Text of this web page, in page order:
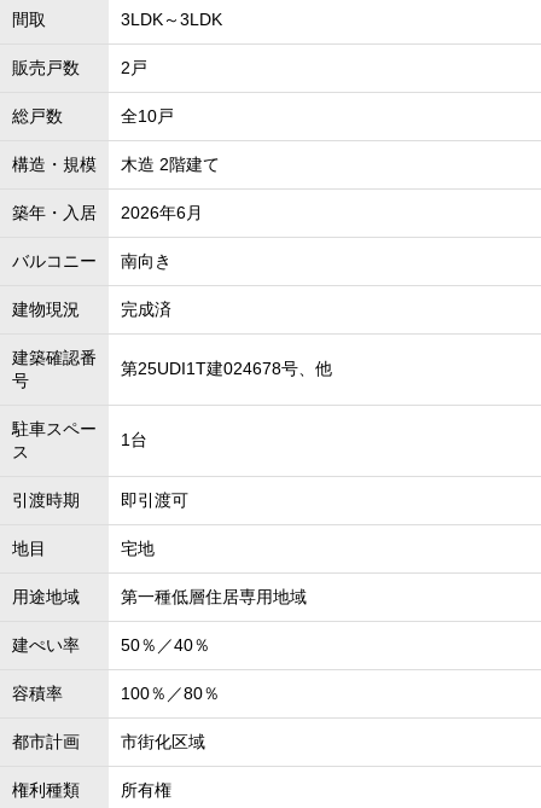
間取 3LDK～3LDK
販売戸数 2戸
総戸数 全10戸
構造・規模 木造 2階建て
築年・入居 2026年6月
バルコニー 南向き
建物現況 完成済
建築確認番
号
第25UDI1T建024678号、他
駐車スペー
ス
1台
引渡時期 即引渡可
地目 宅地
用途地域 第一種低層住居専用地域
建ぺい率 50％／40％
容積率 100％／80％
都市計画 市街化区域
権利種類 所有権